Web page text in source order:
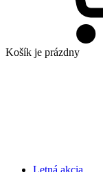
Košík je prázdny
Letná akcia